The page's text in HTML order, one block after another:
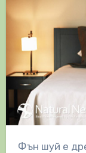
Фън шуй е древно вярване, че енергията (или